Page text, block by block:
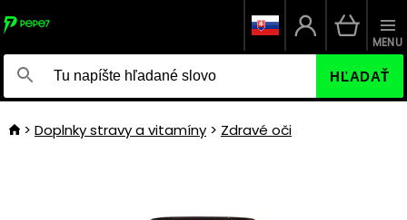
HĽADAŤ
MENU
Doplnky stravy a vitamíny Zdravé oči